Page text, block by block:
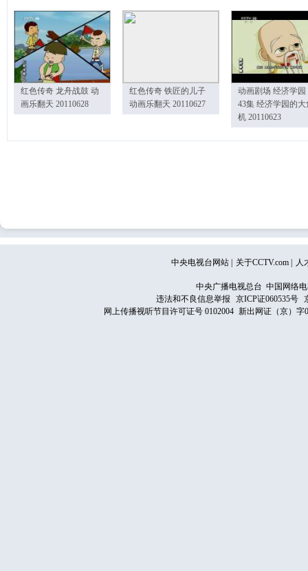
红色传奇 龙舟战鼓 动
画乐翻天 20110628
红色传奇 铁匠的儿子
动画乐翻天 20110627
动画剧场 经济学园
43集 经济学园的大
机 20110623
中央电视台网站 关于CCTV.com 人
中央广播电视总台 中国网络
违法和不良信息举报
京ICP证060535号
网上传播视听节目许可证号 0102004 新出网证（京）